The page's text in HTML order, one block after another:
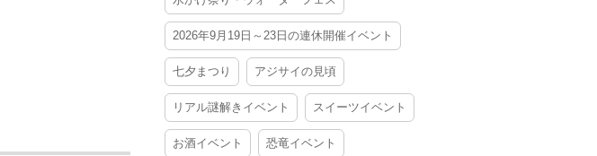
2026年9月19日～23日の連休開催イベント
七夕まつり アジサイの見頃
リアル謎解きイベント スイーツイベント
お酒イベント 恐竜イベント